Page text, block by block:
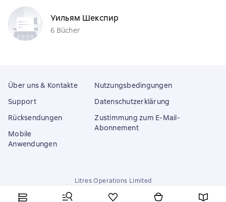
Уильям Шекспир
6 Bücher
Über uns & Kontakte
Support
Rücksendungen
Mobile
Anwendungen
Nutzungsbedingungen
Datenschutzerklärung
Zustimmung zum E-Mail-
Abonnement
Litres Operations Limited